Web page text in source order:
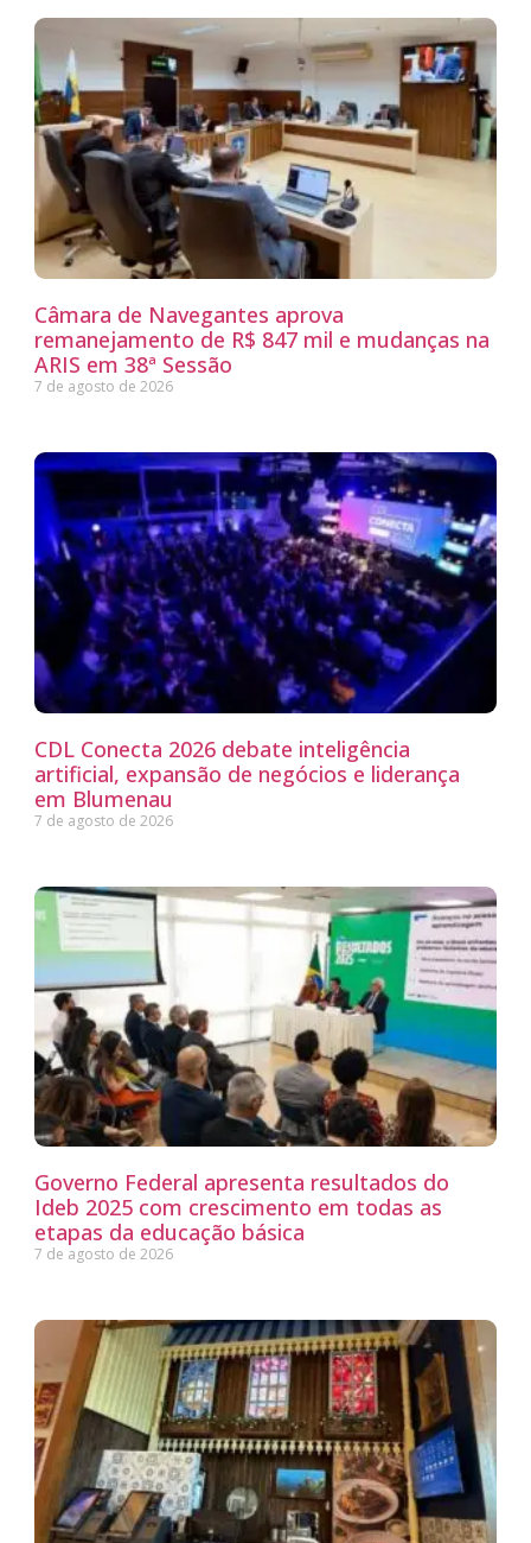
Câmara de Navegantes aprova
remanejamento de R$ 847 mil e mudanças na
ARIS em 38ª Sessão
7 de agosto de 2026
CDL Conecta 2026 debate inteligência
artificial, expansão de negócios e liderança
em Blumenau
7 de agosto de 2026
Governo Federal apresenta resultados do
Ideb 2025 com crescimento em todas as
etapas da educação básica
7 de agosto de 2026